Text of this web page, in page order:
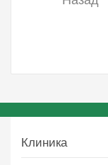
Клиника